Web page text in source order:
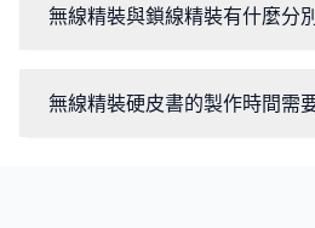
無線精裝與鎖線精裝有什麼分
無線精裝硬皮書的製作時間需